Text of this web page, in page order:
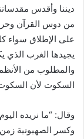
ديننا وأقدس
من دوس القرآن
على الإطلاق سواء
يجيدها الغرب الذي
والمطلوب من
السكوت لأن السكوت
وقال: “ما نريده